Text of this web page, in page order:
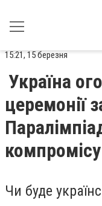
15:21, 15 березня
Україна
церемонії
компромісу
Чи буде